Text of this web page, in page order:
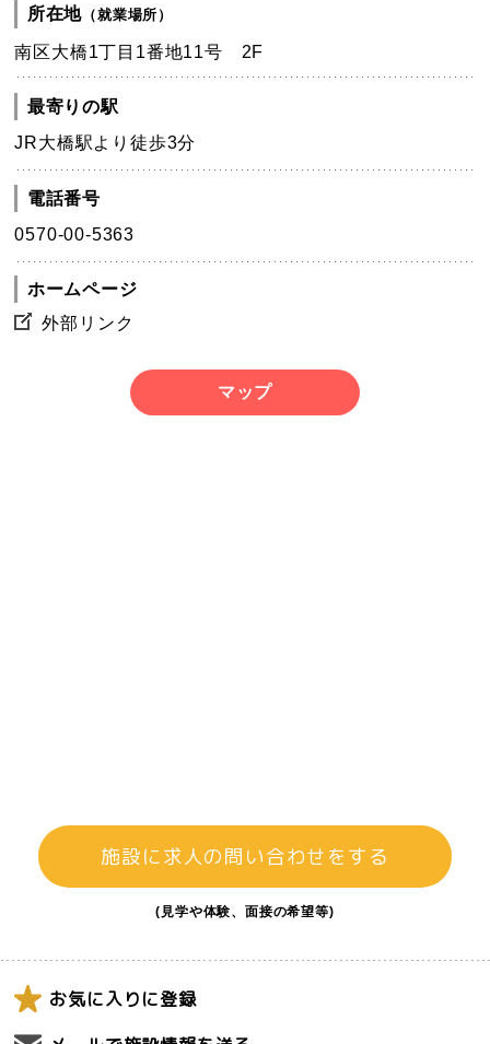
所在地 （就業場所）
南区大橋1丁目1番地11号 2F
最寄りの駅
JR大橋駅より徒歩3分
電話番号
0570-00-5363
ホームページ
外部リンク
マップ
施設に求人の問い合わせをする
(見学や体験、面接の希望等)
お気に入りに登録